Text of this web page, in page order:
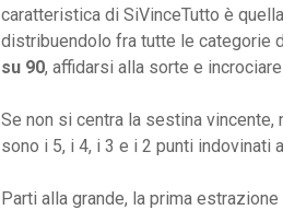
caratteristica di SiVinceTutto è
distribuendolo fra tutte le categorie
su 90, affidarsi alla sorte e
Se non si centra la sestina
sono i 5, i 4, i 3 e i 2 punti indovinati
Parti alla grande, la prima